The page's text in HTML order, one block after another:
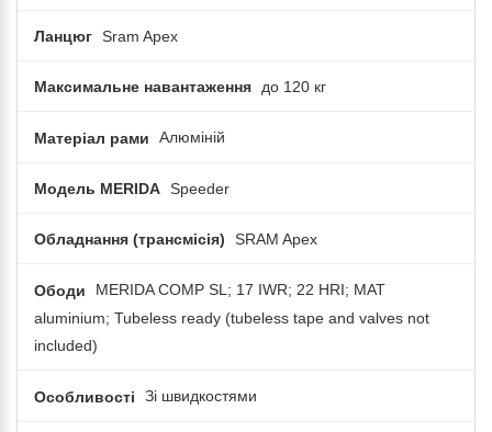
Ланцюг Sram Apex
Максимальне навантаження до 120 кг
Матеріал рами Алюміній
Модель MERIDA Speeder
Обладнання (трансмісія) SRAM Apex
Ободи
MERIDA COMP SL; 17 IWR; 22 HRI; MAT
aluminium; Tubeless ready (tubeless tape and valves not
included)
Особливості Зі швидкостями